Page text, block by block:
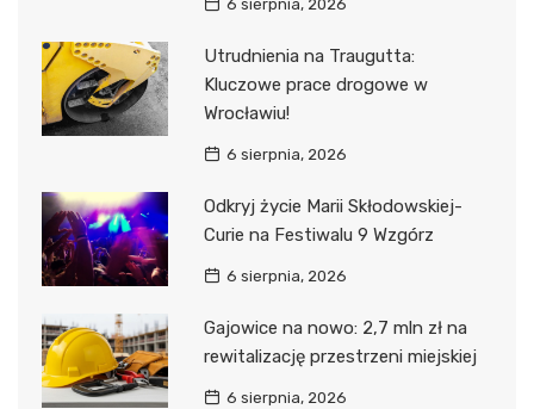
6 sierpnia, 2026
Utrudnienia na Traugutta:
Kluczowe prace drogowe w
Wrocławiu!
6 sierpnia, 2026
Odkryj życie Marii Skłodowskiej-
Curie na Festiwalu 9 Wzgórz
6 sierpnia, 2026
Gajowice na nowo: 2,7 mln zł na
rewitalizację przestrzeni miejskiej
6 sierpnia, 2026